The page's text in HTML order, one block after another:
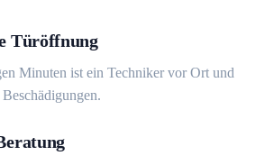
Türöffnung
Minuten ist ein Techniker vor Ort und